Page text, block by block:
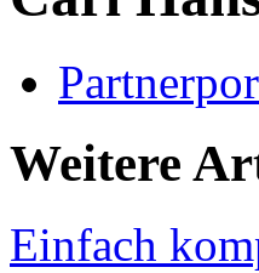
Weitere
Einfach